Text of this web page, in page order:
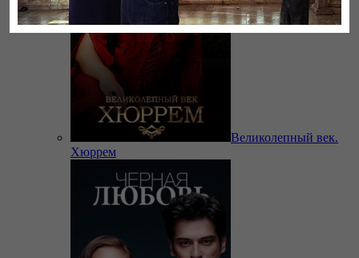
Великолепный век.
Хюррем